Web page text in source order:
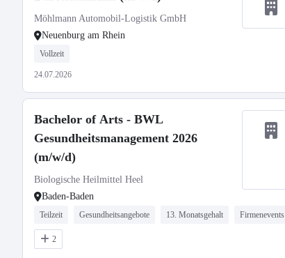
Möhlmann Automobil-Logistik GmbH
Neuenburg am Rhein
Vollzeit
24.07.2026
Bachelor of Arts - BWL
Gesundheitsmanagement 2026
(m/w/d)
Biologische Heilmittel Heel
Baden-Baden
Teilzeit Gesundheitsangebote 13. Monatsgehalt Firmenevents
2